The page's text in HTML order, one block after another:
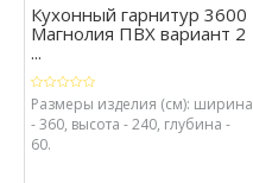
Кухонный гарнитур 3600
Магнолия ПВХ вариант 2
...
Размеры изделия (см): ширина
- 360, высота - 240, глубина -
60.